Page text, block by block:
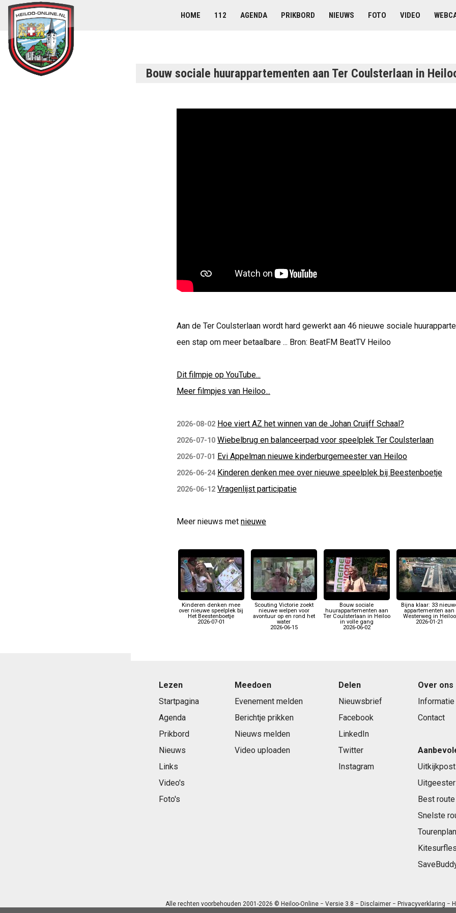
HOME 112 AGENDA PRIKBORD NIEUWS FOTO VIDEO
Bouw sociale huurappartementen aan Ter Coulsterlaan in
Aan de Ter Coulsterlaan wordt hard gewerkt aan 46 nieuwe sociale
een stap om meer betaalbare ... Bron: BeatFM BeatTV Heiloo
Dit filmpje op YouTube...
Meer filmpjes van Heiloo...
2026-08-02 Hoe viert AZ het winnen van de Johan Cruijff Schaal?
2026-07-10 Wiebelbrug en balanceerpad voor speelplek Ter Coulsterlaan
2026-07-01 Evi Appelman nieuwe kinderburgemeester van Heiloo
2026-06-24 Kinderen denken mee over nieuwe speelplek bij Beestenboetje
2026-06-12 Vragenlijst participatie
Meer nieuws met nieuwe
Kinderen denken mee
over nieuwe speelplek bij
Het Beestenboetje
2026-07-01
Scouting Victorie zoekt
nieuwe welpen voor
avontuur op en rond het
water
2026-06-15
Bouw sociale
huurappartementen aan
Ter Coulsterlaan in Heiloo
in volle gang
2026-06-02
Bijna klaar: 33
appartementen aan
Westerweg in Heiloo
2026-01-21
Lezen
Startpagina
Agenda
Prikbord
Nieuws
Links
Video's
Foto's
Meedoen
Evenement melden
Berichtje prikken
Nieuws melden
Video uploaden
Delen
Nieuwsbrief
Facebook
LinkedIn
Twitter
Instagram
Over ons
Informatie
Contact
Uitkijkpost
Uitgeester
Best
Snelste
Alle rechten voorbehouden 2001-2026 © Heiloo-Online − Versie 3.8 − Disclaimer− Privacyverklaring −